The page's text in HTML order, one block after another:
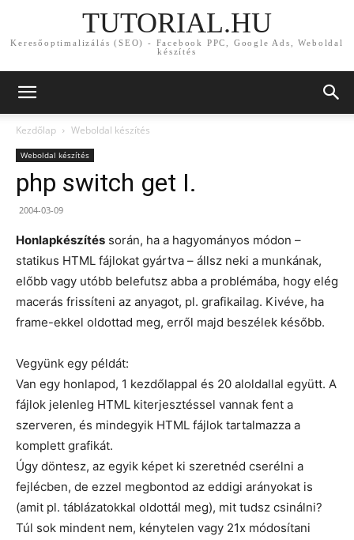
TUTORIAL.HU
Keresőoptimalizálás (SEO) - Facebook PPC, Google Ads, Weboldal
készítés
Kezdőlap Weboldal készítés
Weboldal készítés
php switch get I.
2004-03-09
Honlapkészítés során, ha a hagyományos módon –
statikus HTML fájlokat gyártva – állsz neki a munkának,
előbb vagy utóbb belefutsz abba a problémába, hogy elég
macerás frissíteni az anyagot, pl. grafikailag. Kivéve, ha
frame-ekkel oldottad meg, erről majd beszélek később.
Vegyünk egy példát:
Van egy honlapod, 1 kezdőlappal és 20 aloldallal együtt. A
fájlok jelenleg HTML kiterjesztéssel vannak fent a
szerveren, és mindegyik HTML fájlok tartalmazza a
komplett grafikát.
Úgy döntesz, az egyik képet ki szeretnéd cserélni a
fejlécben, de ezzel megbontod az eddigi arányokat is
(amit pl. táblázatokkal oldottál meg), mit tudsz csinálni?
Túl sok mindent nem, kénytelen vagy 21x módosítani